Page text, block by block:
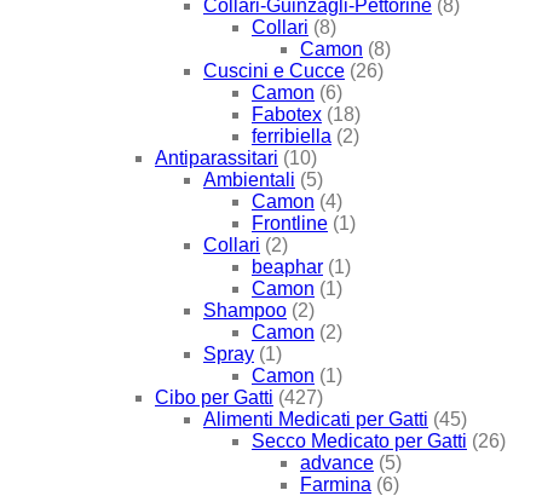
Collari-Guinzagli-Pettorine (8)
Collari (8)
Camon (8)
Cuscini e Cucce (26)
Camon (6)
Fabotex (18)
ferribiella (2)
Antiparassitari (10)
Ambientali (5)
Camon (4)
Frontline (1)
Collari (2)
beaphar (1)
Camon (1)
Shampoo (2)
Camon (2)
Spray (1)
Camon (1)
Cibo per Gatti (427)
Alimenti Medicati per Gatti (45)
Secco Medicato per Gatti (26)
advance (5)
Farmina (6)